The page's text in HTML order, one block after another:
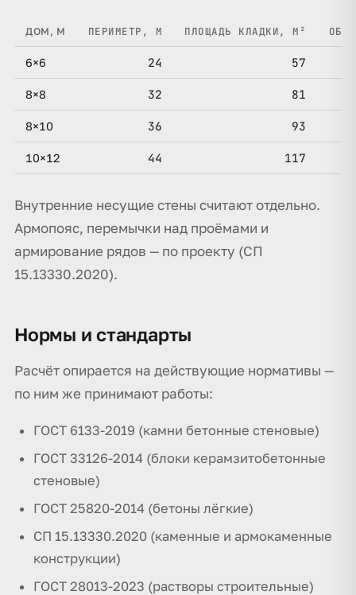
ДОМ, М ПЕРИМЕТР, М ПЛОЩАДЬ КЛАДКИ, М²
6×6 24 57
8×8 32 81
8×10 36 93
10×12 44 117
Внутренние несущие стены считают отдельно.
Армопояс, перемычки над проёмами и
армирование рядов — по проекту (СП
15.13330.2020).
Нормы и стандарты
Расчёт опирается на действующие нормативы —
по ним же принимают работы:
ГОСТ 6133-2019 (камни бетонные стеновые)
ГОСТ 33126-2014 (блоки керамзитобетонные
стеновые)
ГОСТ 25820-2014 (бетоны лёгкие)
СП 15.13330.2020 (каменные и армокаменные
конструкции)
ГОСТ 28013-2023 (растворы строительные)